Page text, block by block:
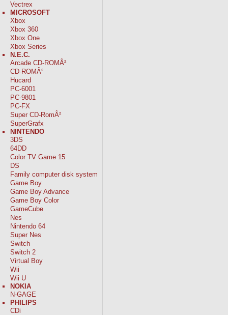
Vectrex
MICROSOFT
Xbox
Xbox 360
Xbox One
Xbox Series
N.E.C.
Arcade CD-ROMÂ²
CD-ROMÂ²
Hucard
PC-6001
PC-9801
PC-FX
Super CD-RomÂ²
SuperGrafx
NINTENDO
3DS
64DD
Color TV Game 15
DS
Family computer disk system
Game Boy
Game Boy Advance
Game Boy Color
GameCube
Nes
Nintendo 64
Super Nes
Switch
Switch 2
Virtual Boy
Wii
Wii U
NOKIA
N-GAGE
PHILIPS
CDi